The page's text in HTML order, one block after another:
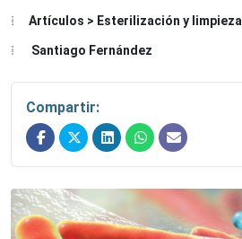
Menu
Artículos > Esterilización y limpieza
Santiago Fernández
Compartir: